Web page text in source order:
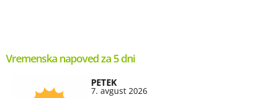
Vremenska napoved za 5 dni
PETEK
7. avgust 2026